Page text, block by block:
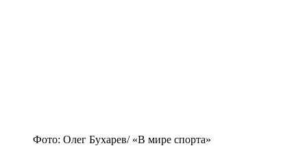
Фото: Олег Бухарев/ «В мире спорта»